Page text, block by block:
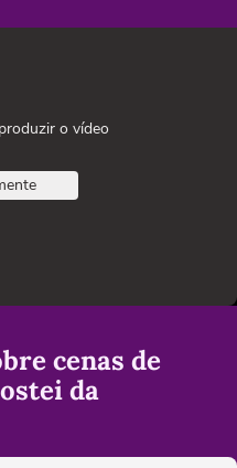
o vídeo
cenas de
da